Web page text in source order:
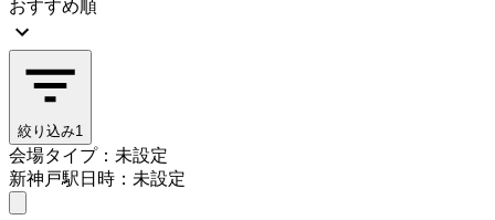
おすすめ順
絞り込み1
会場タイプ：未設定
新神戸駅日時：未設定